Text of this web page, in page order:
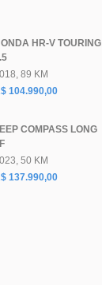
HR-V TOURING
89 KM
104.990,00
COMPASS LONG
50 KM
137.990,00